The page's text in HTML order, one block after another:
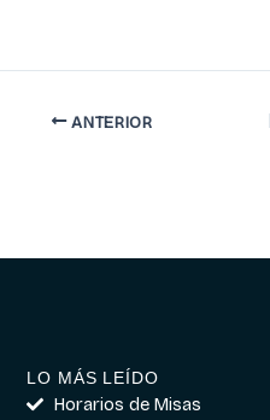
ANTERIOR
LO MÁS LEÍDO
Horarios de Misas